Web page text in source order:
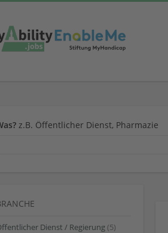
z.B. Öffentlicher Dienst, Pharmazie
Dienst / Regierung (5)